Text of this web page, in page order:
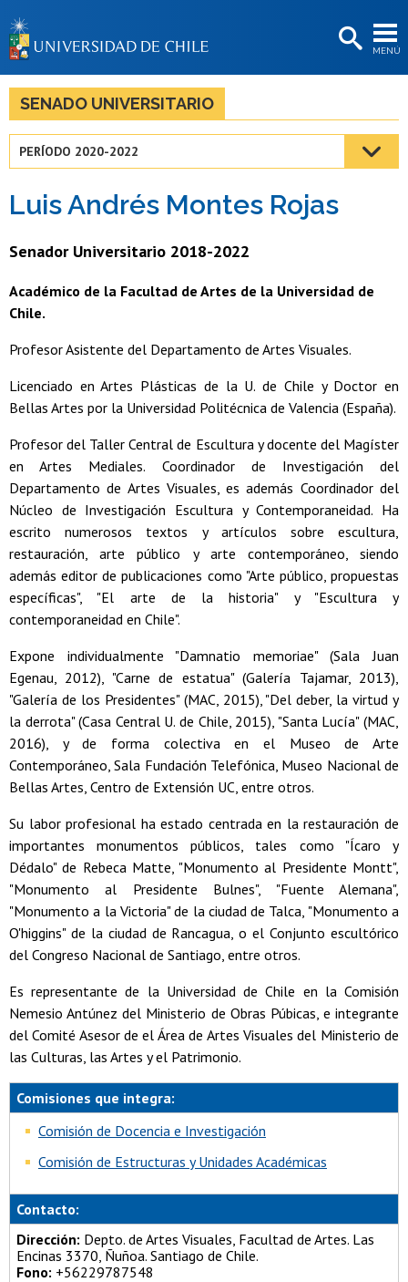
MENÚ
BIBLIOTECAS
LA UNIVERSIDAD
Estudiantes
Académicas/os
Funcionarias/os
SENADO UNIVERSITARIO
PERÍODO 2020-2022
Luis Andrés Montes Rojas
Senador Universitario 2018-2022
Académico de la Facultad de Artes de la Universidad de
Chile.
Profesor Asistente del Departamento de Artes Visuales.
Licenciado en Artes Plásticas de la U. de Chile y Doctor en
Bellas Artes por la Universidad Politécnica de Valencia (España).
Profesor del Taller Central de Escultura y docente del Magíster
en Artes Mediales. Coordinador de Investigación del
Departamento de Artes Visuales, es además Coordinador del
Núcleo de Investigación Escultura y Contemporaneidad. Ha
escrito numerosos textos y artículos sobre escultura,
restauración, arte público y arte contemporáneo, siendo
además editor de publicaciones como "Arte público, propuestas
específicas", "El arte de la historia" y "Escultura y
contemporaneidad en Chile".
Expone individualmente "Damnatio memoriae" (Sala Juan
Egenau, 2012), "Carne de estatua" (Galería Tajamar, 2013),
"Galería de los Presidentes" (MAC, 2015), "Del deber, la virtud y
la derrota" (Casa Central U. de Chile, 2015), "Santa Lucía" (MAC,
2016), y de forma colectiva en el Museo de Arte
Contemporáneo, Sala Fundación Telefónica, Museo Nacional de
Bellas Artes, Centro de Extensión UC, entre otros.
Su labor profesional ha estado centrada en la restauración de
importantes monumentos públicos, tales como "Ícaro y
Dédalo" de Rebeca Matte, "Monumento al Presidente Montt",
"Monumento al Presidente Bulnes", "Fuente Alemana",
"Monumento a la Victoria" de la ciudad de Talca, "Monumento a
O'higgins" de la ciudad de Rancagua, o el Conjunto escultórico
del Congreso Nacional de Santiago, entre otros.
Es representante de la Universidad de Chile en la Comisión
Nemesio Antúnez del Ministerio de Obras Púbicas, e integrante
del Comité Asesor de el Área de Artes Visuales del Ministerio de
las Culturas, las Artes y el Patrimonio.
Comisiones que integra:
Comisión de Docencia e Investigación
Comisión de Estructuras y Unidades Académicas
Contacto:
Dirección: Depto. de Artes Visuales, Facultad de Artes. Las
Encinas 3370, Ñuñoa. Santiago de Chile.
Fono: +56229787548